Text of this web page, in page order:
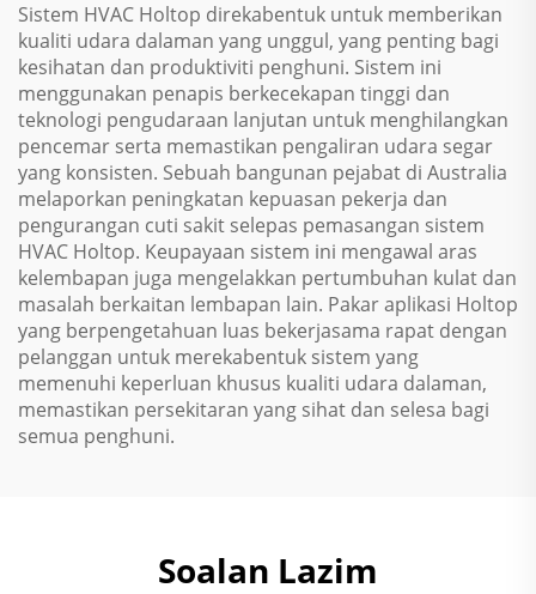
Sistem HVAC Holtop direkabentuk untuk memberikan
kualiti udara dalaman yang unggul, yang penting bagi
kesihatan dan produktiviti penghuni. Sistem ini
menggunakan penapis berkecekapan tinggi dan
teknologi pengudaraan lanjutan untuk menghilangkan
pencemar serta memastikan pengaliran udara segar
yang konsisten. Sebuah bangunan pejabat di Australia
melaporkan peningkatan kepuasan pekerja dan
pengurangan cuti sakit selepas pemasangan sistem
HVAC Holtop. Keupayaan sistem ini mengawal aras
kelembapan juga mengelakkan pertumbuhan kulat dan
masalah berkaitan lembapan lain. Pakar aplikasi Holtop
yang berpengetahuan luas bekerjasama rapat dengan
pelanggan untuk merekabentuk sistem yang
memenuhi keperluan khusus kualiti udara dalaman,
memastikan persekitaran yang sihat dan selesa bagi
semua penghuni.
Soalan Lazim